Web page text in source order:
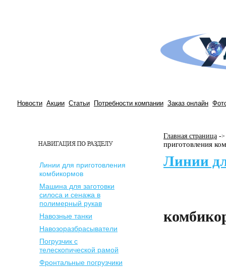
Новости Акции Статьи Потребности компании Заказ онлайн
Главная страница ->
приготовления
Линии для приготовления
комбикормов
Машина для заготовки
силоса и сенажа в
полимерный рукав
Навозные танки
Навозоразбрасыватели
Погрузчик с
телескопической рамой
Фронтальные погрузчики
Линии